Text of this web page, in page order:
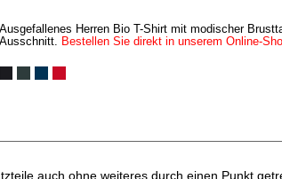
Ausgefallenes Herren Bio T-Shirt mit modischer
Ausschnitt. Bestellen Sie direkt in unserem Online-
auch ohne weiteres durch einen Punkt